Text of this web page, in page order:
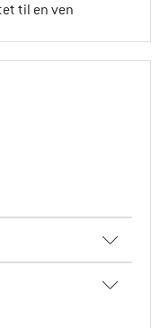
til en ven